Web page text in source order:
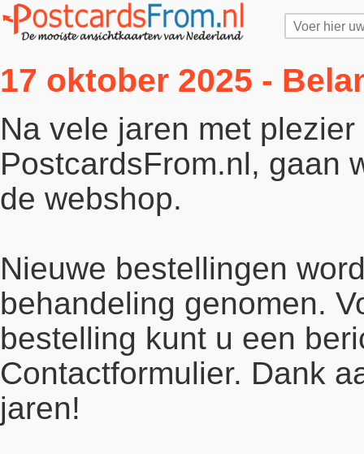
17 oktober 2025 -
Na vele jaren met
PostcardsFrom.nl, gaan
de webshop.
Nieuwe bestellingen
behandeling genomen.
bestelling kunt u een
Contactformulier. Dank
jaren!